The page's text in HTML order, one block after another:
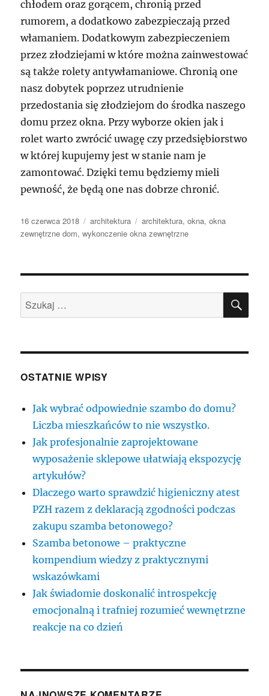
chłodem oraz gorącem, chronią przed
rumorem, a dodatkowo zabezpieczają przed
włamaniem. Dodatkowym zabezpieczeniem
przez złodziejami w które można zainwestować
są także rolety antywłamaniowe. Chronią one
nasz dobytek poprzez utrudnienie
przedostania się złodziejom do środka naszego
domu przez okna. Przy wyborze okien jak i
rolet warto zwrócić uwagę czy przedsiębiorstwo
w której kupujemy jest w stanie nam je
zamontować. Dzięki temu będziemy mieli
pewność, że będą one nas dobrze chronić.
Data
publikacji
16 czerwca 2018 Kategorie
architektura Tagi
architektura,okna,okna
zewnętrzne dom,wykonczenie okna zewnętrzne
Szukaj:
OSTATNIE WPISY
Jak wybrać odpowiednie szambo do domu?
Liczba mieszkańców to nie wszystko.
Jak profesjonalnie zaprojektowane
wyposażenie sklepowe ułatwiają ekspozycję
artykułów?
Dlaczego warto sprawdzić higieniczny atest
PZH razem z deklaracją zgodności podczas
zakupu szamba betonowego?
Szamba betonowe – praktyczne
kompendium wiedzy z praktycznymi
wskazówkami
Jak świadomie doskonalić introspekcję
emocjonalną i trafniej rozumieć wewnętrzne
reakcje na co dzień